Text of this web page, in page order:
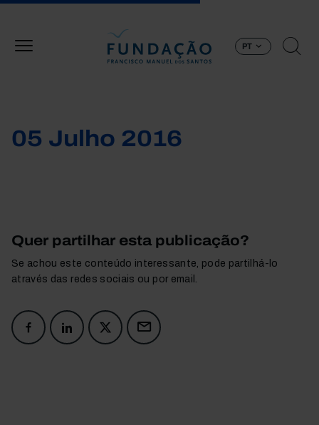
PT
05 Julho 2016
Quer partilhar esta publicação?
Se achou este conteúdo interessante, pode partilhá-lo
através das redes sociais ou por email.